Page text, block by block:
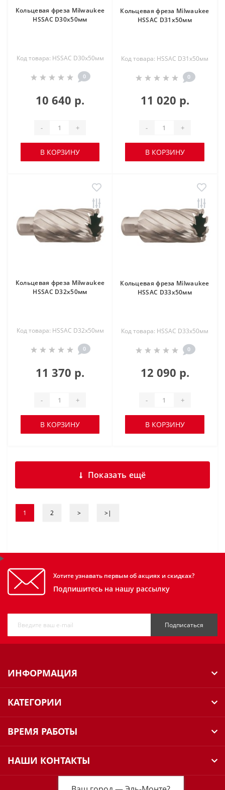
Кольцевая фреза Milwaukee
HSSAC D30х50мм
Код товара: HSSAC D30х50мм
0
10 640 р.
- +
В КОРЗИНУ
Кольцевая фреза Milwaukee
HSSAC D31х50мм
Код товара: HSSAC D31х50мм
0
11 020 р.
- +
В КОРЗИНУ
Кольцевая фреза Milwaukee
HSSAC D32х50мм
Код товара: HSSAC D32х50мм
0
11 370 р.
- +
В КОРЗИНУ
Кольцевая фреза Milwaukee
HSSAC D33х50мм
Код товара: HSSAC D33х50мм
0
12 090 р.
- +
В КОРЗИНУ
Показать ещё
1 2 > >|
Хотите узнавать первым об акциях и скидках?
Подпишитесь на нашу рассылку
Подписаться
ИНФОРМАЦИЯ
КАТЕГОРИИ
ВРЕМЯ РАБОТЫ
НАШИ КОНТАКТЫ